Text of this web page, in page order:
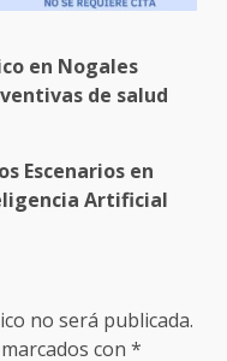
en Nogales
de salud
Escenarios en
Artificial
no será publicada.
con *